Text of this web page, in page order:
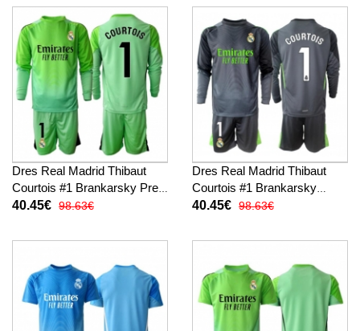
Dres Real Madrid Thibaut
Courtois #1 Brankarsky Preč
pre deti 2025-26 Dlhy Rukáv
40.45€ 98.63€
Dres Real Madrid Thibaut
Courtois #1 Brankarsky
Tretina pre deti 2025-26 Dlhy
40.45€ 98.63€